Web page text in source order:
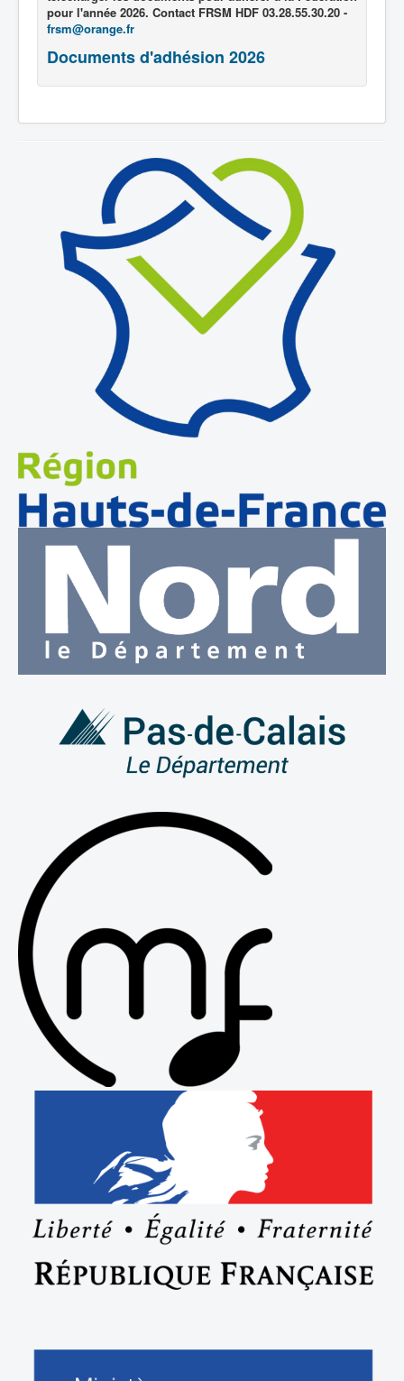
pour l'année 2026. Contact FRSM HDF 03.28.55.30.20 -
frsm@orange.fr
Documents d'adhésion 2026